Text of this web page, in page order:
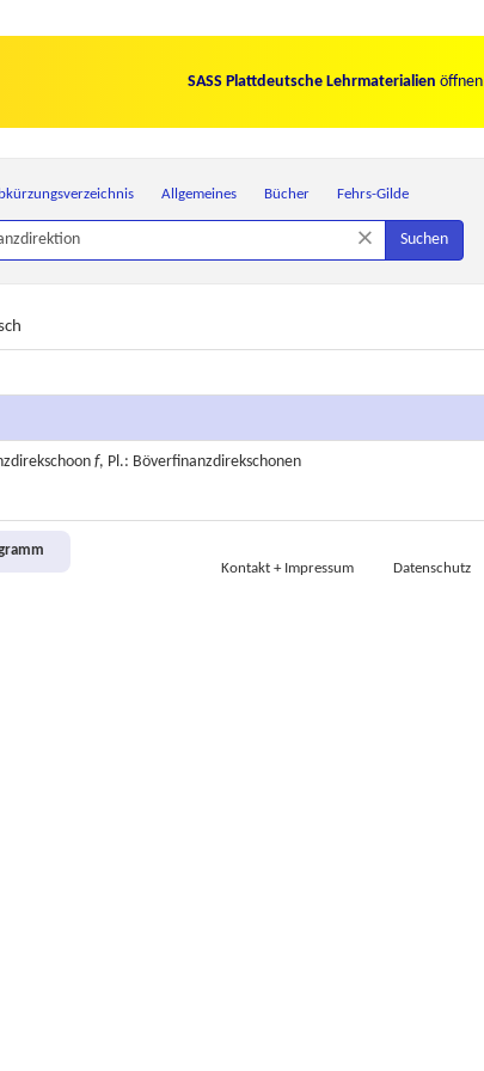
SASS Plattdeutsche Lehrmaterialien öffnen
Allgemeines Bücher Fehrs-Gilde
× Suchen
f, Pl.: Böverfinanzdirekschonen
Kontakt + Impressum
Datenschutz